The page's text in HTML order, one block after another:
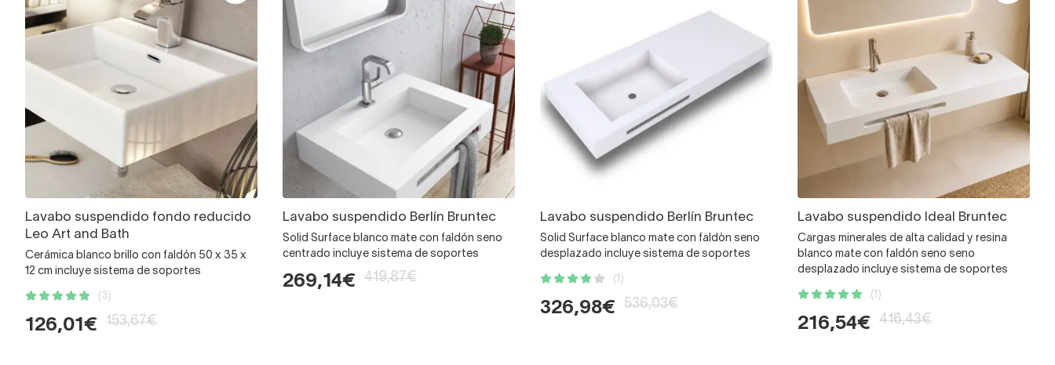
Lavabo suspendido fondo reducido
Leo Art and Bath
Cerámica blanco brillo con faldón 50 x 35 x
12 cm incluye sistema de soportes
(3)
126,01€ 153,67€
Lavabo suspendido Berlín Bruntec
Solid Surface blanco mate con faldón seno
centrado incluye sistema de soportes
269,14€ 419,87€
Lavabo suspendido Berlín Bruntec
Solid Surface blanco mate con faldòn seno
desplazado incluye sistema de soportes
(1)
326,98€ 536,03€
Lavabo suspendido Ideal Bruntec
Cargas minerales de alta calidad y resina
blanco mate con faldón seno seno
desplazado incluye sistema de soportes
(1)
216,54€ 416,43€